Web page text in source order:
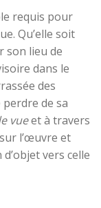
requis pour
Qu’elle soit
son lieu de
dans le
des
de sa
vueet à travers
l’œuvre et
vers celle